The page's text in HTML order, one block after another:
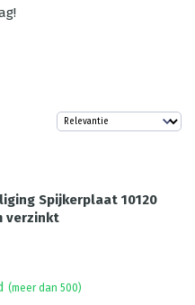
Spijkerplaat 10120
verzinkt
(meer dan 500)